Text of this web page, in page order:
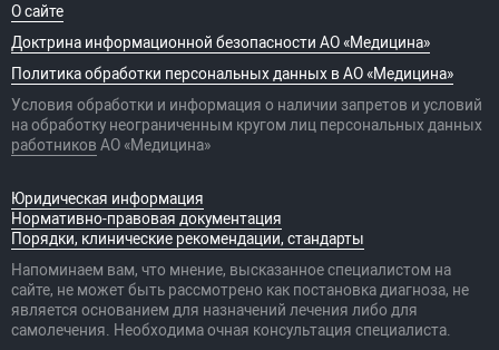
О сайте
Доктрина информационной безопасности АО «Медицина»
Политика обработки персональных данных в АО «Медицина»
Условия обработки и информация о наличии запретов и условий
на обработку неограниченным кругом лиц персональных данных
работников АО «Медицина»
Юридическая информация
Нормативно-правовая документация
Порядки, клинические рекомендации, стандарты
Напоминаем вам, что мнение, высказанное специалистом на
сайте, не может быть рассмотрено как постановка диагноза, не
является основанием для назначений лечения либо для
самолечения. Необходима очная консультация специалиста.